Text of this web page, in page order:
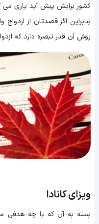
کشور برایش پیش آید یاری می
بنابراین اگر قصدتان از ازدواج
روش آن قدر تبصره دارد که
ویزای کانادا
بسته به آن که با چه هدفی می